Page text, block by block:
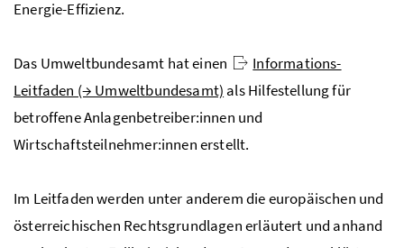
Energie-Effizienz.
Das Umweltbundesamt hat einen
Informations-
Leitfaden (→ Umweltbundesamt) als Hilfestellung für
betroffene Anlagenbetreiber:innen und
Wirtschaftsteilnehmer:innen erstellt.
Im Leitfaden werden unter anderem die europäischen und
österreichischen Rechtsgrundlagen erläutert und anhand